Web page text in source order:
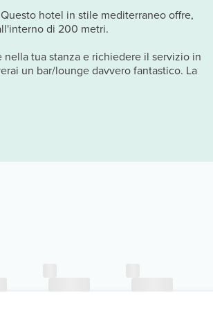
hotel in stile mediterraneo offre,
di 200 metri.
tua stanza e richiedere il servizio in
un bar/lounge davvero fantastico. La